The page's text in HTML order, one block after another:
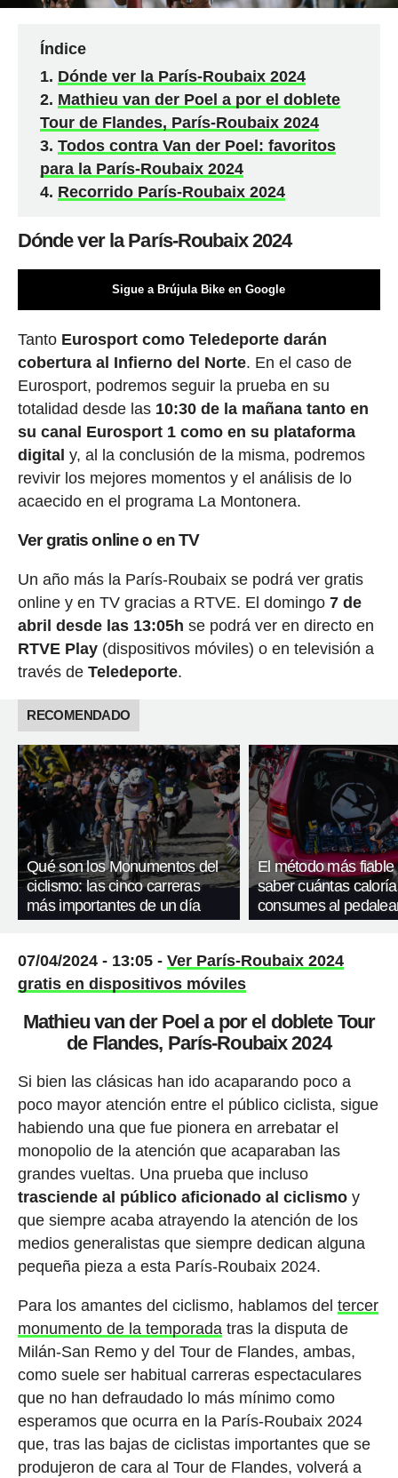
Índice
Dónde ver la París-Roubaix 2024
Mathieu van der Poel a por el doblete
Tour de Flandes, París-Roubaix 2024
Todos contra Van der Poel: favoritos
para la París-Roubaix 2024
Recorrido París-Roubaix 2024
Dónde ver la París-Roubaix 2024
Sigue a Brújula Bike en Google
Tanto Eurosport como Teledeporte darán
cobertura al Infierno del Norte. En el caso de
Eurosport, podremos seguir la prueba en su
totalidad desde las 10:30 de la mañana tanto en
su canal Eurosport 1 como en su plataforma
digital y, al la conclusión de la misma, podremos
revivir los mejores momentos y el análisis de lo
acaecido en el programa La Montonera.
Ver gratis online o en TV
Un año más la París-Roubaix se podrá ver gratis
online y en TV gracias a RTVE. El domingo7 de
abril desde las 13:05h se podrá ver en directo en
RTVE Play (dispositivos móviles) o en televisión a
través de Teledeporte.
RECOMENDADO
Qué son los Monumentos del
ciclismo: las cinco carreras
más importantes de un día
El método más fiable
saber cuántas
consumes al
07/04/2024 - 13:05 - Ver París-Roubaix 2024
gratis en dispositivos móviles
Mathieu van der Poel a por el doblete Tour
de Flandes, París-Roubaix 2024
Si bien las clásicas han ido acaparando poco a
poco mayor atención entre el público ciclista, sigue
habiendo una que fue pionera en arrebatar el
monopolio de la atención que acaparaban las
grandes vueltas. Una prueba que incluso
trasciende al público aficionado al ciclismoy
que siempre acaba atrayendo la atención de los
medios generalistas que siempre dedican alguna
pequeña pieza a esta París-Roubaix 2024.
Para los amantes del ciclismo, hablamos del tercer
monumento de la temporadatras la disputa de
Milán-San Remo y del Tour de Flandes, ambas,
como suele ser habitual carreras espectaculares
que no han defraudado lo más mínimo como
esperamos que ocurra en la París-Roubaix 2024
que, tras las bajas de ciclistas importantes que se
produjeron de cara al Tour de Flandes, volverá a